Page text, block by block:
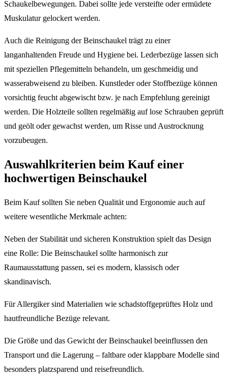
Schaukelbewegungen. Dabei sollte jede versteifte oder ermüdete
Muskulatur gelockert werden.
Auch die Reinigung der Beinschaukel trägt zu einer
langanhaltenden Freude und Hygiene bei. Lederbezüge lassen sich
mit speziellen Pflegemitteln behandeln, um geschmeidig und
wasserabweisend zu bleiben. Kunstleder oder Stoffbezüge können
vorsichtig feucht abgewischt bzw. je nach Empfehlung gereinigt
werden. Die Holzteile sollten regelmäßig auf lose Schrauben geprüft
und geölt oder gewachst werden, um Risse und Austrocknung
vorzubeugen.
Auswahlkriterien beim Kauf einer
hochwertigen Beinschaukel
Beim Kauf sollten Sie neben Qualität und Ergonomie auch auf
weitere wesentliche Merkmale achten:
Neben der Stabilität und sicheren Konstruktion spielt das Design
eine Rolle: Die Beinschaukel sollte harmonisch zur
Raumausstattung passen, sei es modern, klassisch oder
skandinavisch.
Für Allergiker sind Materialien wie schadstoffgeprüftes Holz und
hautfreundliche Bezüge relevant.
Die Größe und das Gewicht der Beinschaukel beeinflussen den
Transport und die Lagerung – faltbare oder klappbare Modelle sind
besonders platzsparend und reisefreundlich.